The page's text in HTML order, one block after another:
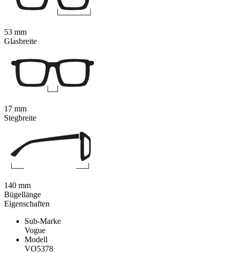
Eigenschaften
Sub-Marke
Vogue
Modell
VO5378
53 mm
Glasbreite
17 mm
Stegbreite
140 mm
Bügellänge